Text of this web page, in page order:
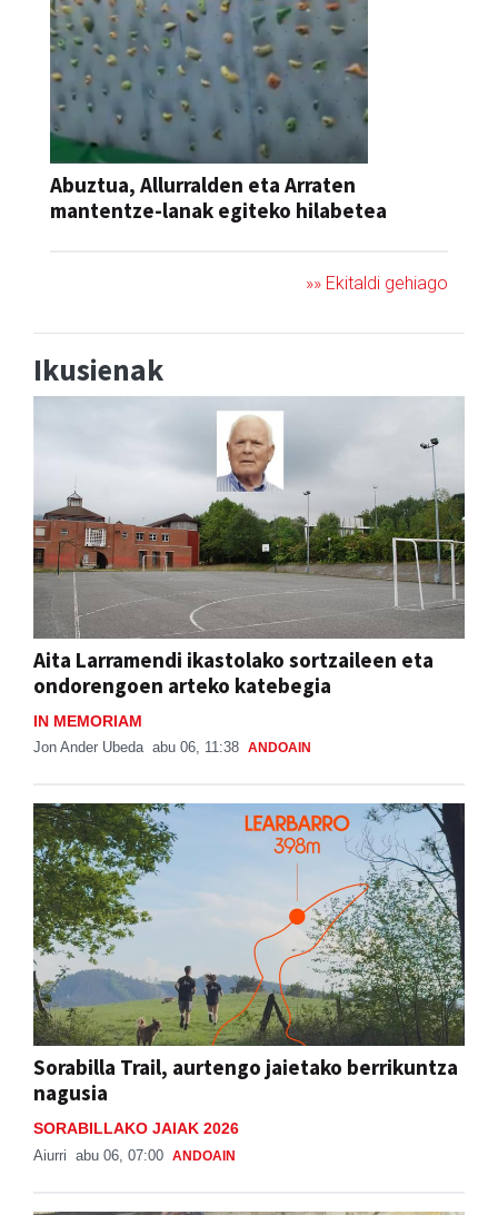
Abuztua, Allurralden eta Arraten
mantentze-lanak egiteko hilabetea
»» Ekitaldi gehiago
Ikusienak
Aita Larramendi ikastolako sortzaileen eta
ondorengoen arteko katebegia
IN MEMORIAM
Jon Ander Ubeda abu 06, 11:38 ANDOAIN
Sorabilla Trail, aurtengo jaietako berrikuntza
nagusia
SORABILLAKO JAIAK 2026
Aiurri abu 06, 07:00 ANDOAIN